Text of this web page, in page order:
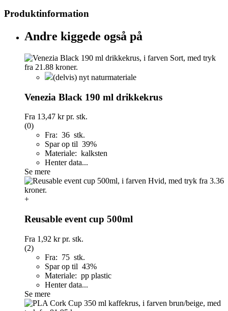
Produktinformation
Andre kiggede også på
(delvis) nyt naturmateriale
Venezia Black 190 ml drikkekrus
Fra 13,47 krpr. stk.
(0)
Fra: 36 stk.
Spar op til 39%
Materiale: kalksten
Henter data...
Se mere
+
Reusable event cup 500ml
Fra 1,92 krpr. stk.
(2)
Fra: 75 stk.
Spar op til 43%
Materiale: pp plastic
Henter data...
Se mere